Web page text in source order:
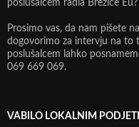
poslušalcem radia Brežice Eu?
Prosimo vas, da nam pišete
dogovorimo za intervju na to
poslušalcem lahko
069 669 069.
VABILO LOKALNIM